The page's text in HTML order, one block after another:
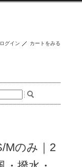
グイン カートをみる
Mのみ｜2